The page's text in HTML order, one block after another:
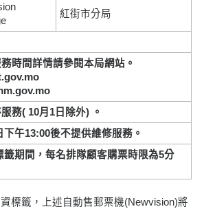
紅街市分局
務時間詳情請參閱本局網站。
服務( 10月 1 日除外) 。
下午13:00後不提供維修服務。
籤期間，每名排隊顧客購票時限為5分
標籤，上述自動售郵票機(Newvision)將